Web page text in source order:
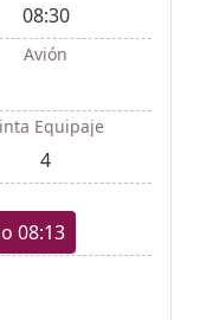
08:30
Avión
Equipaje
4
08:13